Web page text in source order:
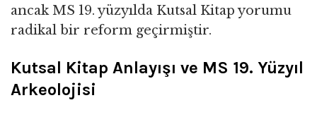
ancak MS 19. yüzyılda Kutsal Kitap yorumu
radikal bir reform geçirmiştir.
Kutsal Kitap Anlayışı ve MS 19. Yüzyıl
Arkeolojisi